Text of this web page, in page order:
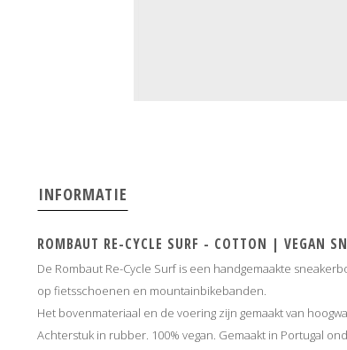
INFORMATIE
ROMBAUT RE-CYCLE SURF - COTTON | VEGAN
De Rombaut Re-Cycle Surf is een handgemaakte
op fietsschoenen en mountainbikebanden.
Het bovenmateriaal en de voering zijn gemaakt van
Achterstuk in rubber. 100% vegan. Gemaakt in Portugal